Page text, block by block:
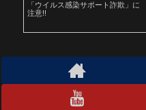
「ウイルス感染サポート詐欺」に
注意!!